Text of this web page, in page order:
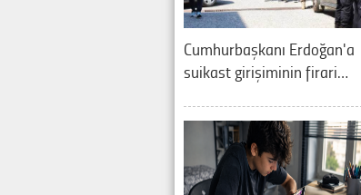
Cumhurbaşkanı Erdoğan'a
suikast girişiminin firari…